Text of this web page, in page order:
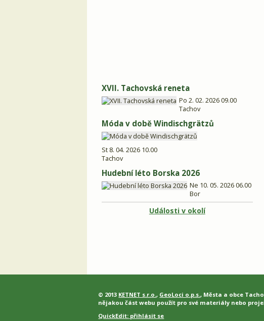
XVII. Tachovská reneta
Po 2. 02. 2026 09.00
Tachov
Móda v době Windischgrätzů
St 8. 04. 2026 10.00
Tachov
Hudební léto Borska 2026
Ne 10. 05. 2026 06.00
Bor
Události v okolí
© 2013 KETNET s.r.o., GeoLoci o.p.s., Města a obce
nějakou část webu použít pro své materiály nebo
QuickEdit: přihlásit se